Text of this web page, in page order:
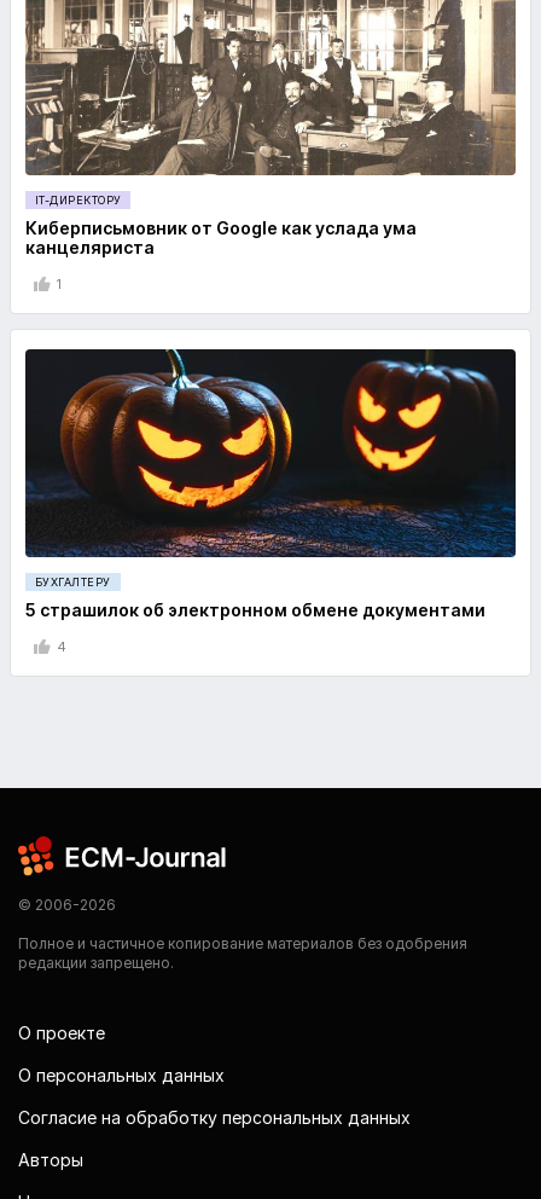
IT-ДИРЕКТОРУ
Киберписьмовник от Google как услада ума
канцеляриста
1
БУХГАЛТЕРУ
5 страшилок об электронном обмене документами
4
© 2006-2026
Полное и частичное копирование материалов без одобрения
редакции запрещено.
О проекте
О персональных данных
Согласие на обработку персональных данных
Авторы